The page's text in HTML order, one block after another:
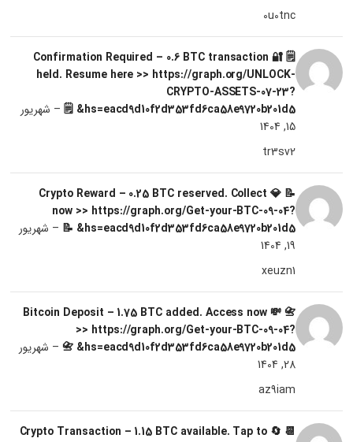
0u0tnc
🗒 🔐 Confirmation Required – 0.6 BTC transaction
held. Resume here >> https://graph.org/UNLOCK-
CRYPTO-ASSETS-07-23?
hs=eacd9d10f2d353fd6ca58e9720b201d5& 🗒
– شهریور
15, 1404
tr3sv2
📝 💎 Crypto Reward – 0.25 BTC reserved. Collect
now >> https://graph.org/Get-your-BTC-09-04?
hs=eacd9d10f2d353fd6ca58e9720b201d5& 📝
– شهریور
19, 1404
xeuzn1
📇 💸 Bitcoin Deposit – 1.75 BTC added. Access now
>> https://graph.org/Get-your-BTC-09-04?
hs=eacd9d10f2d353fd6ca58e9720b201d5& 📇
– شهریور
28, 1404
az9iam
📆 🔄 Crypto Transaction – 1.15 BTC available. Tap to